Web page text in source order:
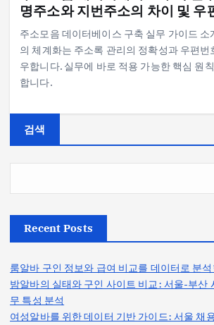
명주소와 지번주소의 차이 및 우
주소모음 데이터베이스 구축 실무 가이드 소
의 체계화는 주소록 관리의 정확성과 우편번
우합니다. 실무에 바로 적용 가능한 핵심 원
합니다.
검색
Recent Posts
룸알바 구인 정보와 급여 비교를 데이터로 분
밤알바의 실태와 구인 사이트 비교: 서울-부산
무 특성 분석
여성알바를 위한 데이터 기반 가이드: 서울 채